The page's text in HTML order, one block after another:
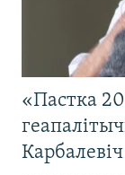
«Пастка
Карбалевіч